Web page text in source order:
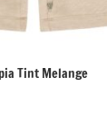
Tint Melange